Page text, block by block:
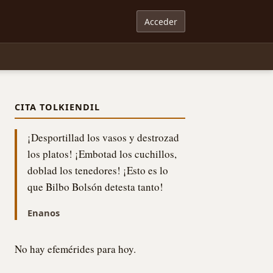
Acceder
CITA TOLKIENDIL
¡Desportillad los vasos y destrozad
los platos! ¡Embotad los cuchillos,
doblad los tenedores! ¡Esto es lo
que Bilbo Bolsón detesta tanto!
Enanos
No hay efemérides para hoy.